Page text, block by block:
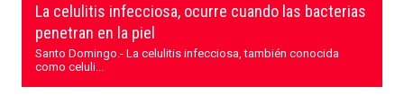
La celulitis infecciosa, ocurre cuando las bacterias
penetran en la piel
Santo Domingo.- La celulitis infecciosa, también conocida
como celuli...